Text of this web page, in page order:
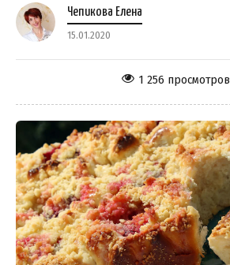
Чепикова Елена
15.01.2020
1 256 просмотров